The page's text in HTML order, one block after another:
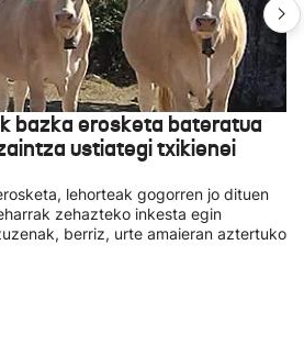
bazka erosketa bateratua
ustiategi txikienei
lehorteak gogorren jo dituen
zehazteko inkesta egin
berriz, urte amaieran aztertuko